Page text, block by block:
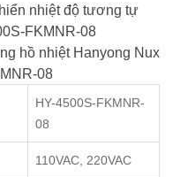
nhiệt độ tương tự
FKMNR-08
hồ nhiệt Hanyong Nux
08
HY-4500S-FKMNR-
08
110VAC, 220VAC